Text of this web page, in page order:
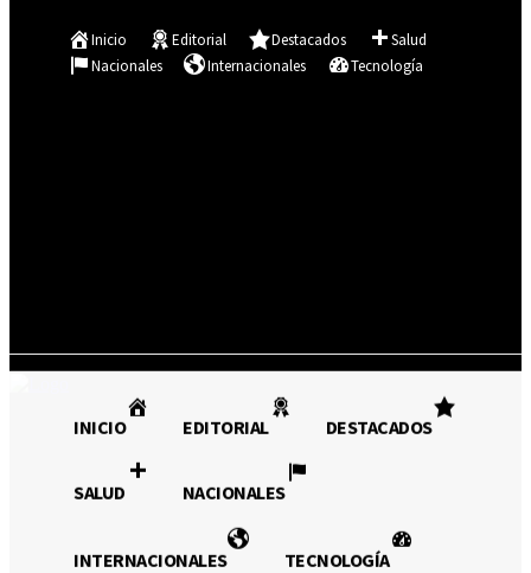
Inicio
Editorial Destacados
Salud
Nacionales
Internacionales
Tecnología
INICIO EDITORIAL
DESTACADOS SALUD
INTERNACIONALES
INICIO EDITORIAL DESTACADOS
SALUD NACIONALES
INTERNACIONALES TECNOLOGÍA